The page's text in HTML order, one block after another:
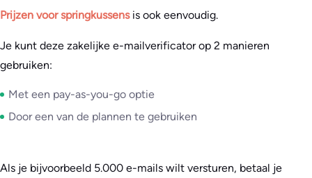
Prijzen voor springkussens is ook eenvoudig.
Je kunt deze zakelijke e-mailverificator op 2 manieren
gebruiken:
Met een pay-as-you-go optie
Door een van de plannen te gebruiken
Als je bijvoorbeeld 5.000 e-mails wilt versturen, betaal je